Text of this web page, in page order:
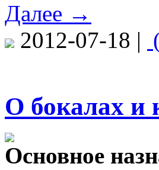
Далее →
2012-07-18 |
О бокалах и
Основное